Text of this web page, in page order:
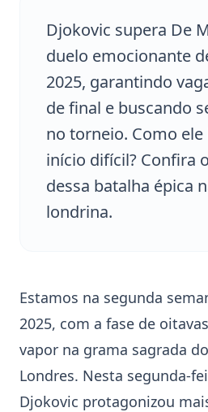
Djokovic supera De
duelo emocionante
2025, garantindo
de final e buscando
no torneio. Como
início difícil? Confira
dessa batalha épica
londrina.
Estamos na segunda
2025, com a fase de
vapor na grama sagrada
Londres. Nesta segunda-
Djokovic protagonizou